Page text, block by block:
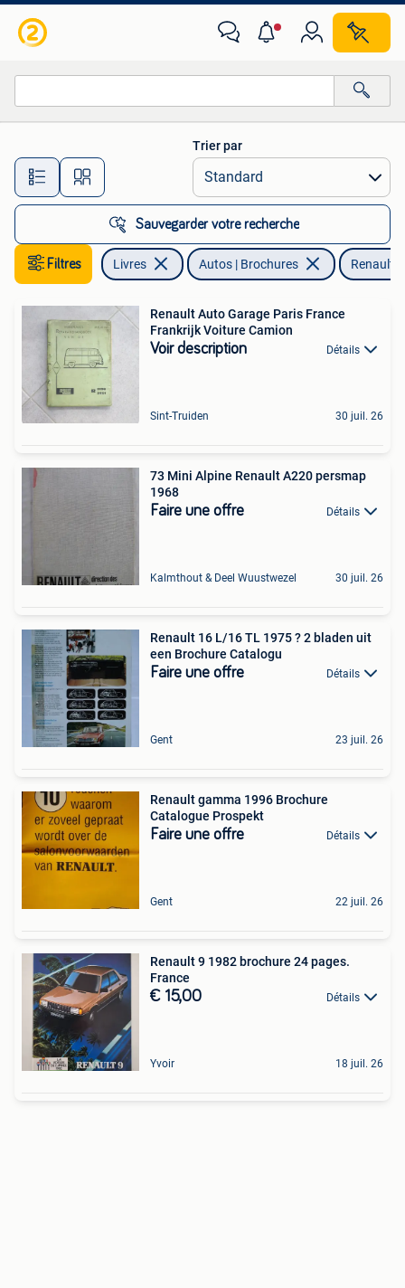
Toutes les distances…
Trier par
Sauvegarder votre recherche
Filtres Livres Autos | Brochures Renault
Renault Auto Garage Paris France
Frankrijk Voiture Camion
Voir description Détails
Sint-Truiden 30 juil. 26
73 Mini Alpine Renault A220 persmap
1968
Faire une offre Détails
Kalmthout & Deel Wuustwezel 30 juil. 26
Renault 16 L/16 TL 1975 ? 2 bladen uit
een Brochure Catalogu
Faire une offre Détails
Gent 23 juil. 26
Renault gamma 1996 Brochure
Catalogue Prospekt
Faire une offre Détails
Gent 22 juil. 26
Renault 9 1982 brochure 24 pages.
France
€ 15,00 Détails
Yvoir 18 juil. 26